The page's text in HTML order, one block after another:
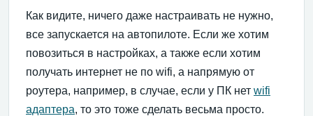
Как видите, ничего даже настраивать не нужно,
все запускается на автопилоте. Если же хотим
повозиться в настройках, а также если хотим
получать интернет не по wifi, а напрямую от
роутера, например, в случае, если у ПК нет wifi
адаптера, то это тоже сделать весьма просто.